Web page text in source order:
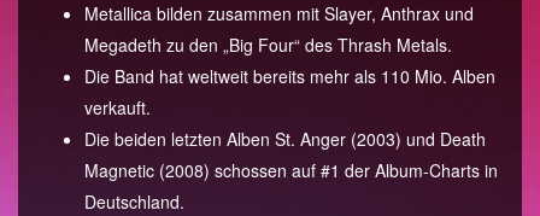
Metallica bilden zusammen mit Slayer, Anthrax und
Megadeth zu den „Big Four“ des Thrash Metals.
Die Band hat weltweit bereits mehr als 110 Mio. Alben
verkauft.
Die beiden letzten Alben St. Anger (2003) und Death
Magnetic (2008) schossen auf #1 der Album-Charts in
Deutschland.